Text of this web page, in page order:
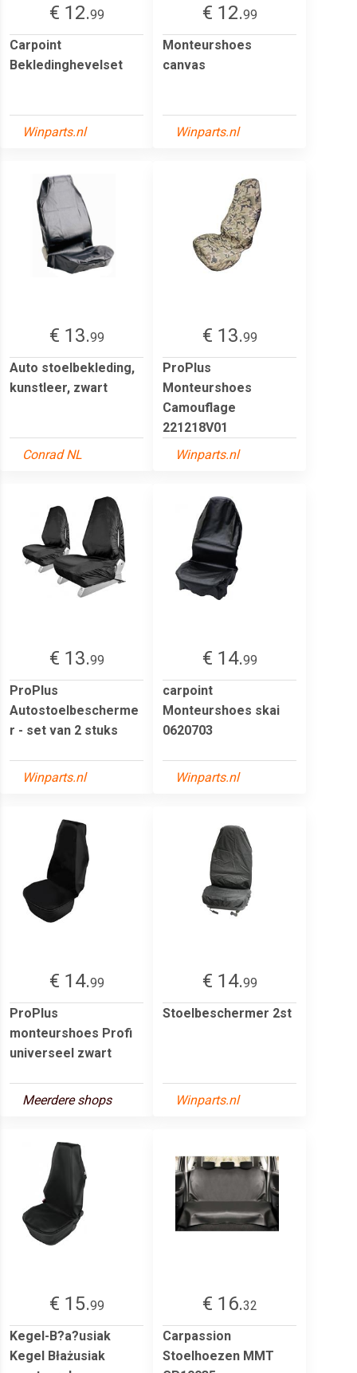
€ 12.99
Carpoint
Bekledinghevelset
Winparts.nl
€ 12.99
Monteurshoes
canvas
Winparts.nl
€ 13.99
Auto stoelbekleding,
kunstleer, zwart
Conrad NL
€ 13.99
ProPlus
Monteurshoes
Camouflage
221218V01
Winparts.nl
€ 13.99
ProPlus
Autostoelbescherme
r - set van 2 stuks
Winparts.nl
€ 14.99
carpoint
Monteurshoes skai
0620703
Winparts.nl
€ 14.99
ProPlus
monteurshoes Profi
universeel zwart
Meerdere shops
€ 14.99
Stoelbeschermer 2st
Winparts.nl
€ 15.99
Kegel-B?a?usiak
Kegel Błażusiak
€ 16.32
Carpassion
Stoelhoezen MMT